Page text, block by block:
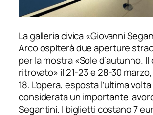
La galleria civica «Giovanni
Arco ospiterà due aperture
per la mostra «Sole d’autunno.
ritrovato» il 21-23 e 28-30 marzo,
18. L’opera, esposta l’ultima
considerata un importante
Segantini. I biglietti costano 7